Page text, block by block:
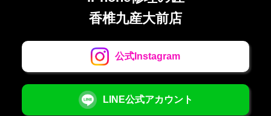
香椎九産大前店
公式Instagram
LINE公式アカウント